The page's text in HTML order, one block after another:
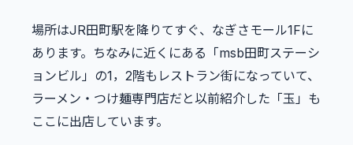
場所はJR田町駅を降りてすぐ、なぎさモール1Fに
あります。ちなみに近くにある「msb田町ステーシ
ョンビル」の1，2階もレストラン街になっていて、
ラーメン・つけ麺専門店だと以前紹介した「玉」も
ここに出店しています。